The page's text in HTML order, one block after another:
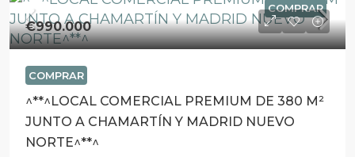
COMPRAR
€990.000
COMPRAR
^**^LOCAL COMERCIAL PREMIUM DE 380 M²
JUNTO A CHAMARTÍN Y MADRID NUEVO
NORTE^**^